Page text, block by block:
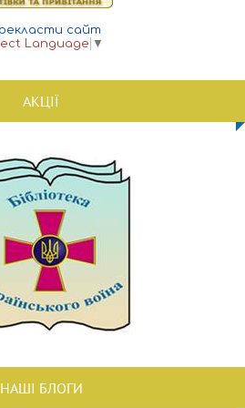
сайт
Language ▼
АКЦІЇ
НАШІ БЛОГИ